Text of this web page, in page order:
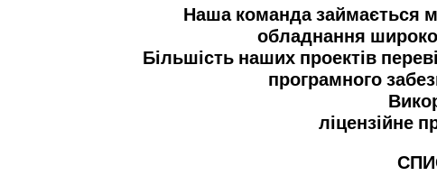
Наша команда займається
обладнання
Більшість наших проектів
програмного
ліцензійне